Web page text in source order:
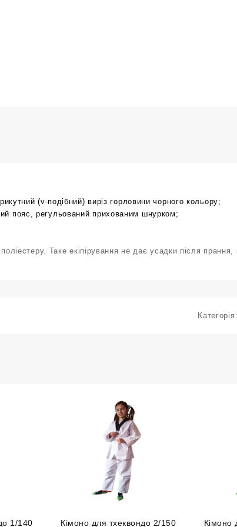
(v-подібний) виріз горловини чорного кольору;
пояс, регульований прихованим шнурком;
Таке екіпірування не дає усадки після
Категорія:
1/140 Кімоно для тхеквондо 2/150 Кімоно